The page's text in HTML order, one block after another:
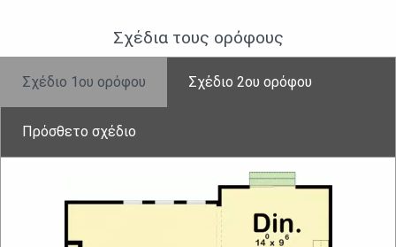
Σχέδια τους ορὀφους
Σχέδιο 1ου ορόφου Σχἐδιο 2ου ορόφου
Πρόσθετο σχέδιο